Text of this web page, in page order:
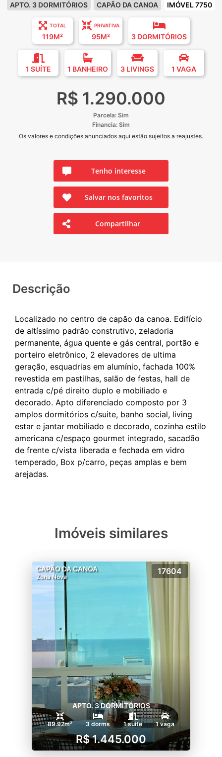
APTO. 3 DORMITÓRIOS CAPÃO DA CANOA IMÓVEL 7750
TOTAL
119M²
PRIVATIVA
95M² 3 DORMITÓRIOS
1 SUÍTE 1 BANHEIRO 3 LIVINGS 1 VAGA
R$ 1.290.000
Parcela: Sim
Financia: Sim
Os valores e condições anunciados aqui estão sujeitos a reajustes.
Tenho interesse
Salvar nos favoritos
Compartilhar
Descrição
Localizado no centro de capão da canoa. Edifício
de altíssimo padrão construtivo, zeladoria
permanente, água quente e gás central, portão e
porteiro eletrônico, 2 elevadores de ultima
geração, esquadrias em alumínio, fachada 100%
revestida em pastilhas, salão de festas, hall de
entrada c/pé direito duplo e mobiliado e
decorado. Apto diferenciado composto por 3
amplos dormitórios c/suite, banho social, living
estar e jantar mobiliado e decorado, cozinha estilo
americana c/espaço gourmet integrado, sacadão
de frente c/vista liberada e fechada em vidro
temperado, Box p/carro, peças amplas e bem
Imóveis similares
CAPÃO DA CANOA
Zona Nova
17604
APTO. 3 DORMITÓRIOS
89.92m² 3 dorms 1 suíte 1 vaga
R$ 1.445.000